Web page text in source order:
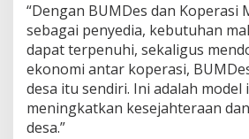
“Dengan BUMDes dan Koperasi
sebagai penyedia, kebutuhan
dapat terpenuhi, sekaligus
ekonomi antar koperasi,
desa itu sendiri. Ini adalah model
meningkatkan kesejahteraan
desa.”